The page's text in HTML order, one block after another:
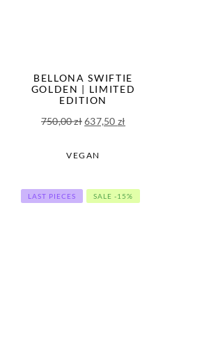
BELLONA SWIFTIE
GOLDEN | LIMITED
EDITION
750,00złPierwotna
wynosiła:
637,50 zł
VEGAN
LAST PIECES SALE -15%